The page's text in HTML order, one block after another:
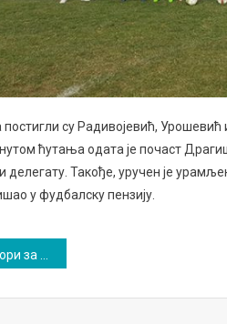
су Радивојевић, Урошевић
ћутања одата је почаст
делегату. Такође, уручен је
у фудбалску пензију.
средстава